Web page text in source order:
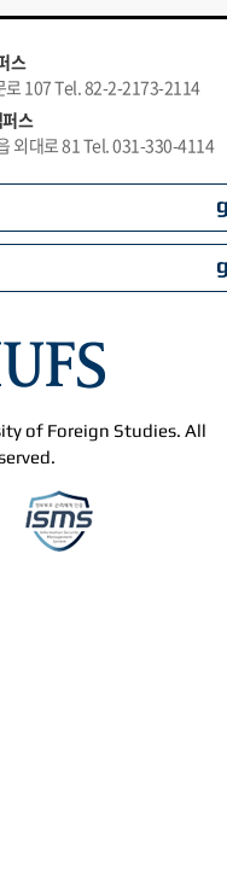
스
로 107 Tel. 82-2-2173-2114
스
외대로 81 Tel. 031-330-4114
of Foreign Studies. All